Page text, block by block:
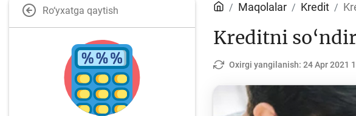
Bank agentlari uchun Pul
Depozit (omonatlar) Kredit
Ro‘yxatga qaytish Maqolalar Kredit
Kreditni
Oxirgi yangilanish: 24 Apr 2021